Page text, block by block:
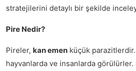
stratejilerini detaylı bir şekilde
Pire Nedir?
Pireler, kan emen küçük
hayvanlarda ve insanlarda